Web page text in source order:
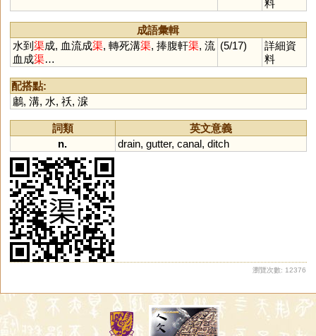
料
成語彙輯
水到 渠成, 血流成渠, 轉死溝渠, 捧腹軒渠, 流
血成渠…
(5/17)
詳細資
料
配搭點:
鷛, 溝, 水, 祅, 淭
詞類
英文意義
n.
drain, gutter, canal, ditch
瀏覽次數: 12376